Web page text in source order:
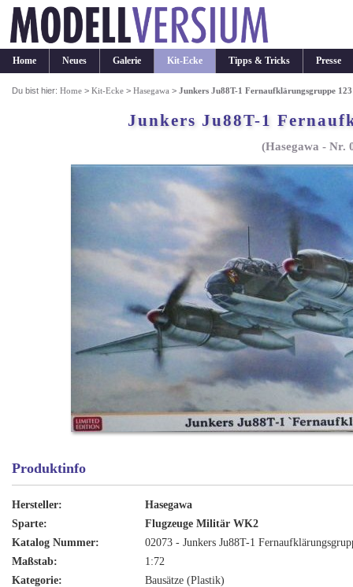
Home Neues Galerie Kit-Ecke Tipps & Tricks Presse
Du bist hier:Home >Kit-Ecke >Hasegawa >Junkers Ju88T-1 Fernaufklärungsgruppe 123
Junkers Ju88T-1
(Hasegawa - Nr.
Produktinfo
Hersteller:
Hasegawa
Sparte:
Flugzeuge Militär WK2
Katalog Nummer:
02073 - Junkers Ju88T-1
Maßstab:
1:72
Kategorie:
Bausätze (Plastik)